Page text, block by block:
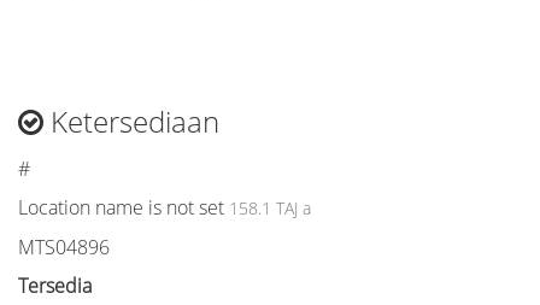
Ketersediaan
#
Location name is not set 158.1 TAJ a
MTS04896
Tersedia